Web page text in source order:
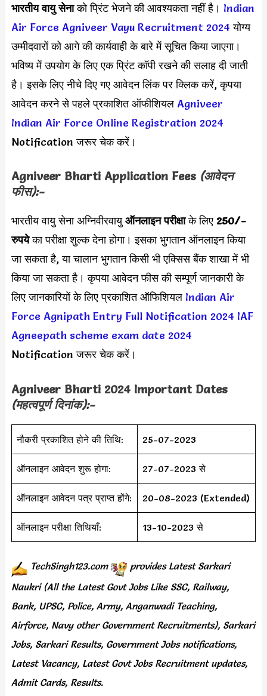
भारतीय वायु सेनाको प्रिंट भेजने की आवश्यकता नहीं है। Indian
Air Force Agniveer Vayu Recruitment 2024 योग्य
उम्मीदवारों को आगे की कार्यवाही के बारे में सूचित किया जाएगा।
भविष्य में उपयोग के लिए एक प्रिंट कॉपी रखने की सलाह दी जाती
है। इसके लिए नीचे दिए गए आवेदन लिंक पर क्लिक करें, कृपया
आवेदन करने से पहले प्रकाशित ऑफीशियल Agniveer
Indian Air Force Online Registration 2024
Notification जरूर चेक करें।
Agniveer Bharti Application Fees (आवेदन
फीस):-
भारतीय वायु सेना अग्निवीरवायुऑनलाइन परीक्षाके लिए 250/-
रुपयेका परीक्षा शुल्क देना होगा। इसका भुगतान ऑनलाइन किया
जा सकता है, या चालान भुगतान किसी भी एक्सिस बैंक शाखा में भी
किया जा सकता है। कृपया आवेदन फीस की सम्पूर्ण जानकारी के
लिए जानकारियों के लिए प्रकाशित ऑफिशियल Indian Air
Force Agnipath Entry Full Notification 2024 IAF
Agneepath scheme exam date 2024
Notification जरूर चेक करें।
Agniveer Bharti 2024Important Dates
(महत्वपूर्ण दिनांक):-
नौकरी प्रकाशित होने की तिथि: 25-07-2023
ऑनलाइन आवेदन शुरू होगा: 27-07-2023 से
ऑनलाइन आवेदन पत्र प्राप्त होंगे: 20-08-2023 (Extended)
ऑनलाइन परीक्षा तिथियाँ: 13-10-2023 से
TechSingh123.com provides Latest Sarkari
Naukri (All the Latest Govt Jobs Like SSC, Railway,
Bank, UPSC, Police, Army, Anganwadi Teaching,
Airforce, Navy other Government Recruitments), Sarkari
Jobs, Sarkari Results, Government Jobs notifications,
Latest Vacancy, Latest Govt Jobs Recruitment updates,
Admit Cards, Results.